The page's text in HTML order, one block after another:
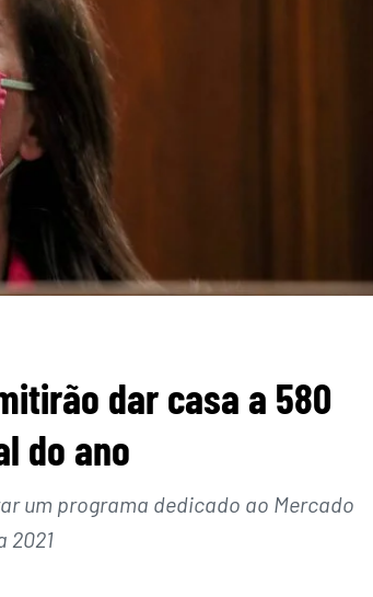
dar casa a 580
do ano
um programa dedicado ao Mercado
2021